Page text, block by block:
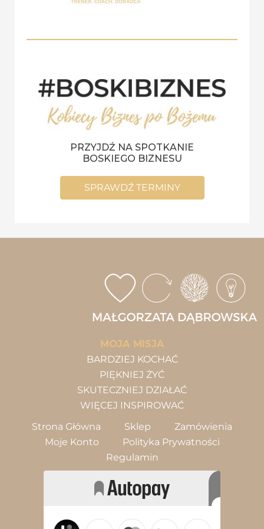
PRZYJDŹ NA SPOTKANIE
BOSKIEGO BIZNESU
SPRAWDŹ TERMINY
MOJA MISJA
BARDZIEJ KOCHAĆ
PIĘKNIEJ ŻYĆ
SKUTECZNIEJ DZIAŁAĆ
WIĘCEJ INSPIROWAĆ
Strona Główna
Sklep
Zamówienia
Moje Konto
Polityka Prywatności
Regulamin